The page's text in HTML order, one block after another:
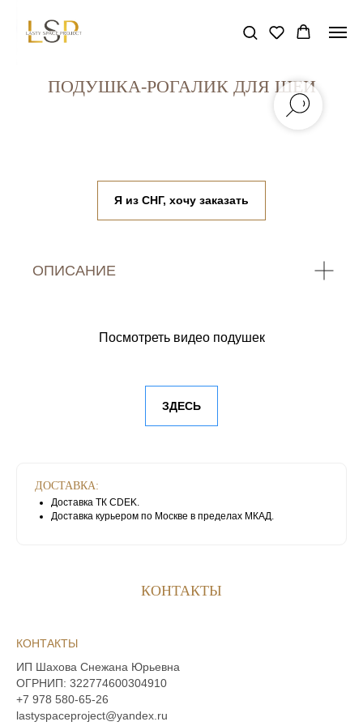
ПОДУШКА-РОГАЛИК ДЛЯ ШЕИ
Я из СНГ, хочу заказать
ОПИСАНИЕ
Посмотреть видео подушек
ЗДЕСЬ
ДОСТАВКА:
Доставка ТК CDEK.
Доставка курьером по Москве в пределах МКАД.
КОНТАКТЫ
КОНТАКТЫ
‪ИП Шахова Снежана Юрьевна
ОГРНИП: 322774600304910
+7 978 580‑65‑26‬
lastyspaceproject@yandex.ru